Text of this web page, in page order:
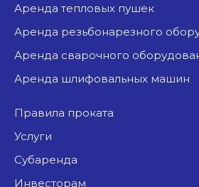
аренда тепловых пушек
аренда резьбонарезного
аренда сварочного
аренда шлифовальных машин
Правила проката
Услуги
Субаренда
Инвесторам